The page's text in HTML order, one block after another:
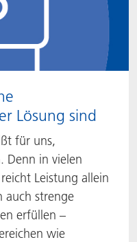
Lösung sind
für uns,
Denn in vielen
Leistung allein
auch strenge
erfüllen –
wie